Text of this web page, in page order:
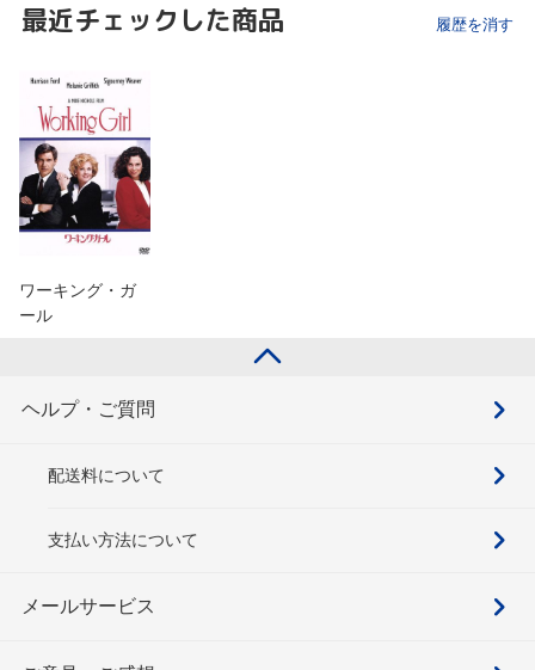
最近チェックした商品 履歴を消す
ワーキング・ガ
ール
ヘルプ・ご質問
配送料について
支払い方法について
メールサービス